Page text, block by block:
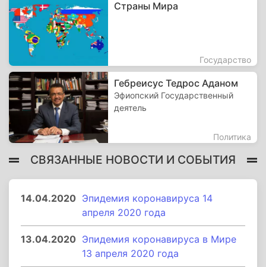
Страны Мира
Государство
Гебреисус Тедрос Аданом
Эфиопский Государственный
деятель
Политика
СВЯЗАННЫЕ НОВОСТИ И СОБЫТИЯ
14.04.2020 Эпидемия коронавируса 14
апреля 2020 года
13.04.2020 Эпидемия коронавируса в Мире
13 апреля 2020 года